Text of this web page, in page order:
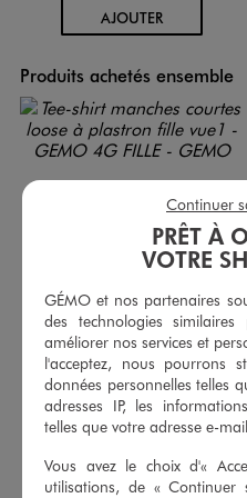
AJOUTERAU PANIER
Produits achetés ensemble
Tee-shirt manches courtes loose à plastron fille
7,99 €
5/5 de moyenne
(14 avis)
PRÊT À
VOTRE
GÉMO et nos partenaires
des technologies
améliorer nos services et
l'acceptez, nous pourrons
données personnelles telles
adresses IP, les
telles que votre adresse e-
Vous avez le choix d'«
utilisations, de «
Continuer